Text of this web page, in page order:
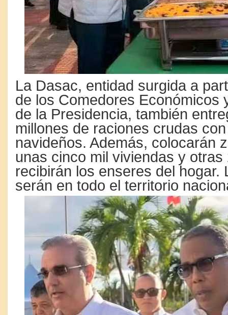
La Dasac, entidad surgida a
de los Comedores Económicos
de la Presidencia, también
millones de raciones crudas
navideños. Además, colocarán
unas cinco mil viviendas y
recibirán los enseres del hogar.
serán en todo el territorio